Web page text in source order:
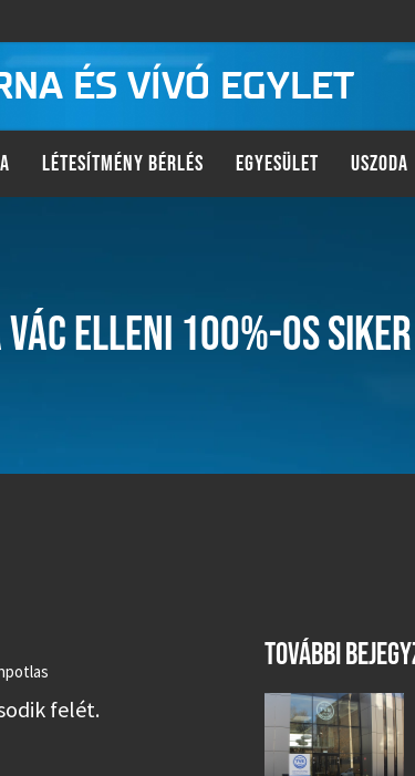
ÉS VÍVÓ EGYLET
LÉTESÍTMÉNY BÉRLÉS EGYESÜLET USZODA
ELLENI 100%-OS SIKER
felét.
TOVÁBBI